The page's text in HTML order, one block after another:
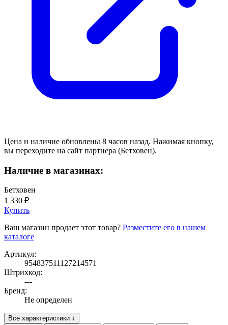
Цена и наличие обновлены 8 часов назад. Нажимая кнопку,
вы переходите на сайт партнера (Бетховен).
Наличие в магазинах:
Бетховен
1 330 ₽
Купить
Ваш магазин продает этот товар? Разместите его в нашем
каталоге
Артикул:
954837511127214571
Штрихкод:
---
Бренд:
Не определен
Все характеристики ↓